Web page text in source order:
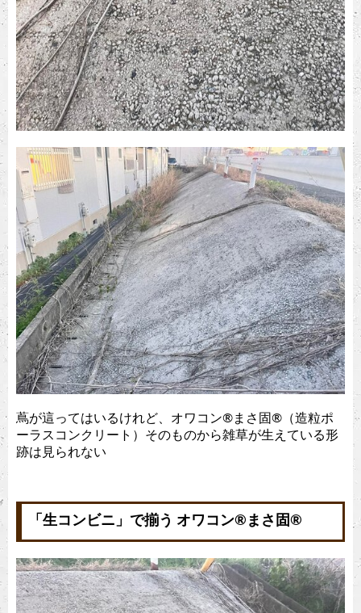
蔦が這ってはいるけれど、オワコン®︎まさ固®︎（造粒ポ
ーラスコンクリート）そのものから雑草が生えている形
跡は見られない
「生コンビニ」で揃う オワコン®︎まさ固®︎